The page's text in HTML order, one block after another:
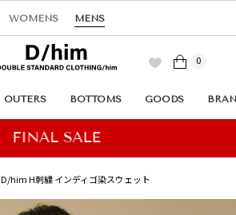
WOMENS MENS
0
OUTERS BOTTOMS GOODS
D/him H刺繍 インディゴ染スウェット